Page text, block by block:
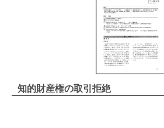
知的財産権の取引拒絶